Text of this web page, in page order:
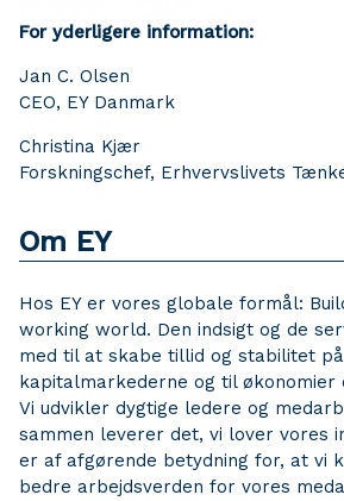
For yderligere information:
Jan C. Olsen
CEO, EY Danmark
Christina Kjær
Forskningschef, Erhvervslivets
Om EY
Hos EY er vores globale formål:
working world. Den indsigt og de
med til at skabe tillid og stabilitet på
kapitalmarkederne og til økonomier
Vi udvikler dygtige ledere og
sammen leverer det, vi lover vores
er af afgørende betydning for, at vi
bedre arbejdsverden for vores